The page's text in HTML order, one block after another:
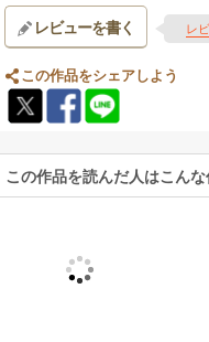
レビューを書く レ
この作品をシェアしよう
この作品を読んだ人はこん